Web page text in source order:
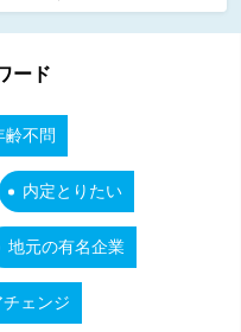
ード
齢不問
内定とりたい
地元の有名企業
ェンジ